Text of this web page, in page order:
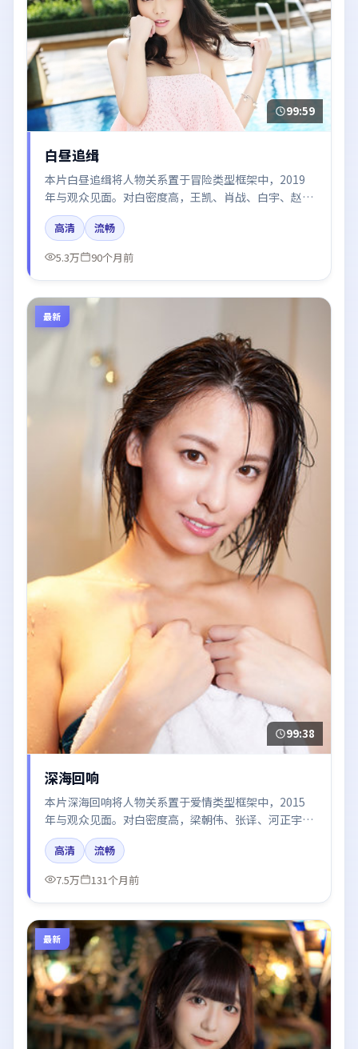
99:59
白昼追缉
本片白昼追缉将人物关系置于冒险类型框架中，2019
年与观众见面。对白密度高，王凯、肖战、白宇、赵丽
颖、周冬雨的台词节奏值得关注；整体气质偏中国香港
都市与冷色调摄影。
高清
流畅
5.3万
90个月前
最新
99:38
深海回响
本片深海回响将人物关系置于爱情类型框架中，2015
年与观众见面。对白密度高，梁朝伟、张译、河正宇、
黄渤、谭卓的台词节奏值得关注；整体气质偏日本都市
与冷色调摄影。
高清
流畅
7.5万
131个月前
最新